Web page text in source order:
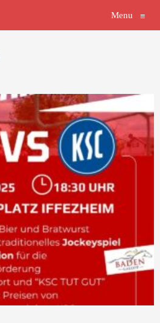
Menu ≡